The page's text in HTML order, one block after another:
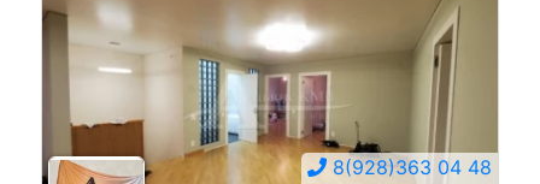
8(928)363 04 48